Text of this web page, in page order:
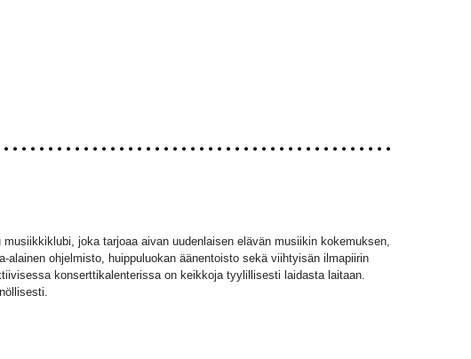
joka tarjoaa aivan uudenlaisen elävän musiikin kokemuksen,
alainen ohjelmisto, huippuluokan äänentoisto sekä viihtyisän ilmapiirin
konserttikalenterissa on keikkoja tyylillisesti laidasta laitaan.